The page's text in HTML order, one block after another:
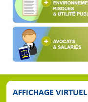
AFFICHAGE VIRTUEL